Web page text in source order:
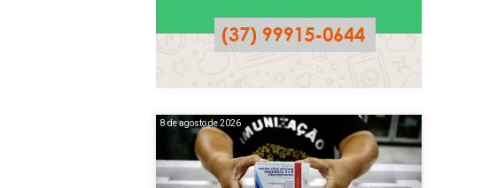
8 de agosto de 2026